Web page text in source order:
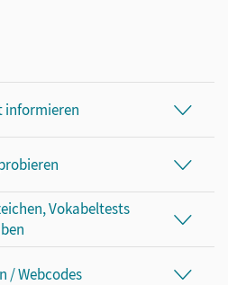
informieren
Vokabeltests
/ Webcodes